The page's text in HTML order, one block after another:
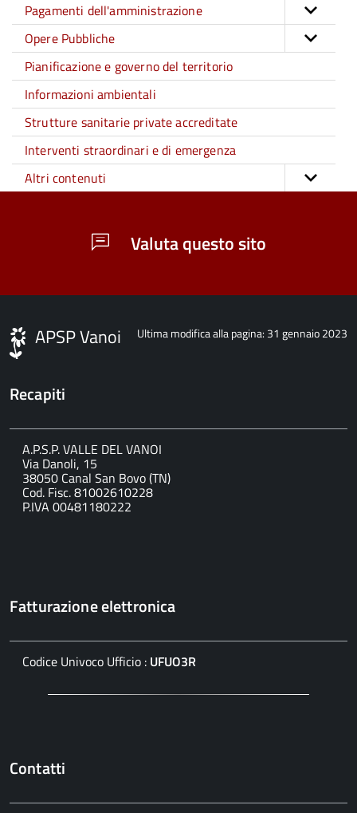
Pagamenti dell'amministrazione
Opere Pubbliche
Pianificazione e governo del territorio
Informazioni ambientali
Strutture sanitarie private accreditate
Interventi straordinari e di emergenza
Altri contenuti
Valuta questo sito
Ultima modifica alla pagina: 31 gennaio 2023
APSP Vanoi
Recapiti
A.P.S.P. VALLE DEL VANOI
Via Danoli, 15
38050 Canal San Bovo (TN)
Cod. Fisc. 81002610228
P.IVA 00481180222
Fatturazione elettronica
Codice Univoco Ufficio : UFUO3R
Contatti